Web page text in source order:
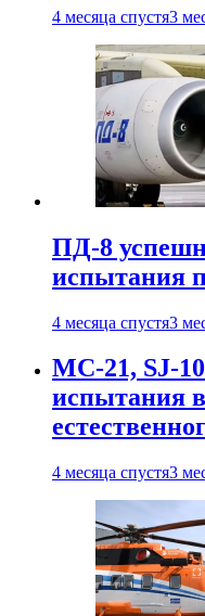
4 месяца спустя3
ПД-8
испытания
4 месяца спустя3
МС-21, SJ-
испытания
4 месяца спустя3